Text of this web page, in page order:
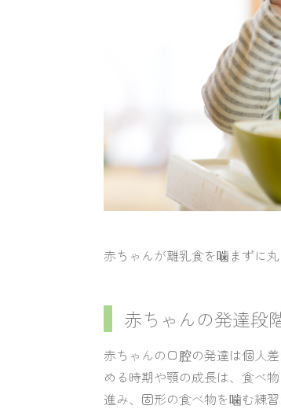
赤ちゃんが離乳食を噛まずに
赤ちゃんの発達段
赤ちゃんの口腔の発達は個人
める時期や顎の成長は、食べ
進み、固形の食べ物を噛む練